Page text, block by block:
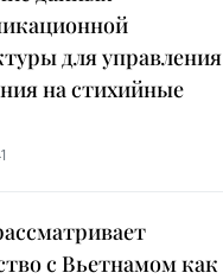
для управления
на стихийные
с Вьетнамом как